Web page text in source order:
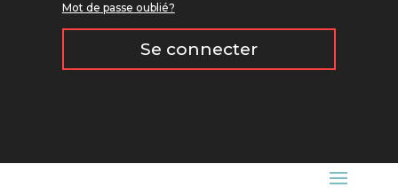
Mot de passe oublié?
Se connecter